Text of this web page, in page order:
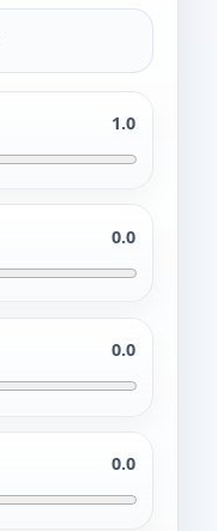
1.0
0.0
0.0
0.0